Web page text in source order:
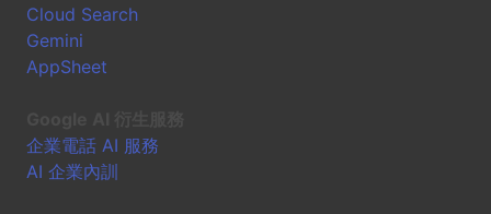
Cloud Search
Gemini
AppSheet
企業電話 AI 服務
AI 企業內訓